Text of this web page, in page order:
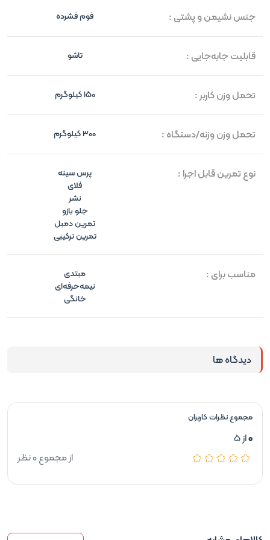
جنس نشیمن و پشتی : فوم فشرده
قابلیت جابه‌جایی : تاشو
تحمل وزن کاربر : 150 کیلوگرم
تحمل وزن وزنه/دستگاه : 300 کیلوگرم
نوع تمرین قابل اجرا :
پرس سینه
فلای
نشر
جلو بازو
تمرین دمبل
تمرین ترکیبی
مناسب برای :
مبتدی
نیمه‌حرفه‌ای
خانگی
دیدگاه ها
مجموع نظرات کاربران
0از 5
از مجموع 0 نظر